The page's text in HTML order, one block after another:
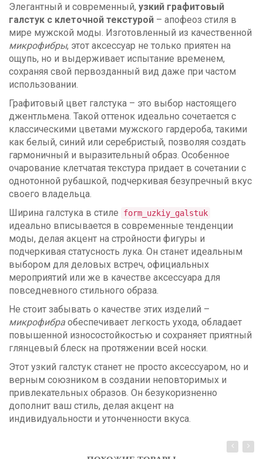
Элегантный и современный, узкий графитовый
галстук с клеточной текстурой – апофеоз стиля в
мире мужской моды. Изготовленный из качественной
микрофибры, этот аксессуар не только приятен на
ощупь, но и выдерживает испытание временем,
сохраняя свой первозданный вид даже при частом
использовании.
Графитовый цвет галстука – это выбор настоящего
джентльмена. Такой оттенок идеально сочетается с
классическими цветами мужского гардероба, такими
как белый, синий или серебристый, позволяя создать
гармоничный и выразительный образ. Особенное
очарование клетчатая текстура придает в сочетании с
однотонной рубашкой, подчеркивая безупречный вкус
своего владельца.
Ширина галстука в стиле
form_uzkiy_galstuk
идеально вписывается в современные тенденции
моды, делая акцент на стройности фигуры и
подчеркивая статусность лука. Он станет идеальным
выбором для деловых встреч, официальных
мероприятий или же в качестве аксессуара для
повседневного стильного образа.
Не стоит забывать о качестве этих изделий –
микрофибра обеспечивает легкость ухода, обладает
повышенной износостойкостью и сохраняет приятный
глянцевый блеск на протяжении всей носки.
Этот узкий галстук станет не просто аксессуаром, но и
верным союзником в создании неповторимых и
привлекательных образов. Он безукоризненно
дополнит ваш стиль, делая акцент на
индивидуальности и утонченности вкуса.